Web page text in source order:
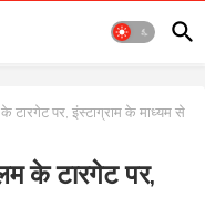
पर, इंस्टाग्राम के माध्यम से
के टारगेट पर,